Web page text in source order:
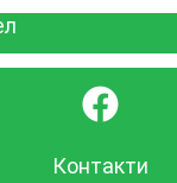
}
Контакти